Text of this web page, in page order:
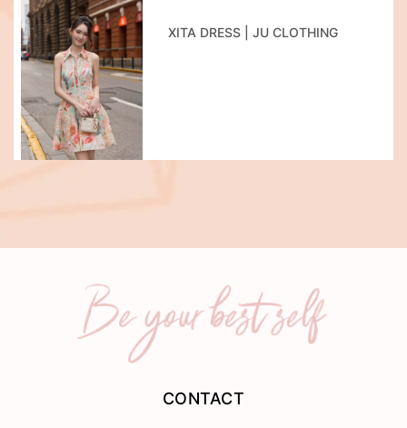
XITA DRESS | JU CLOTHING
CONTACT